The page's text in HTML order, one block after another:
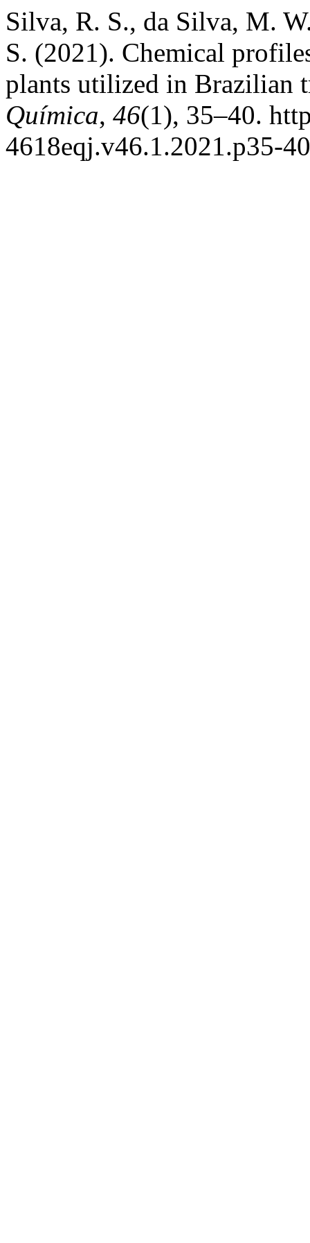
Silva, R. S., da Silva, M.
S. (2021). Chemical
plants utilized in Brazilian
Química, 46(1), 35–40.
4618eqj.v46.1.2021.p35-40